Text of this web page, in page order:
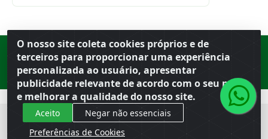
O nosso site coleta cookies próprios e de
terceiros para proporcionar uma experiência
personalizada ao usuário, apresentar
publicidade relevante de acordo com o seu perfil
e melhorar a qualidade do nosso site.
Aceito
Negar não essenciais
Preferências de Cookies
Rod. SP-215, s/n, km 98 — Área Rural Porto Ferreira ·BR
· CEP
· CNPJ 56.679.863/0001-91
© 2026 Atacado Ideal